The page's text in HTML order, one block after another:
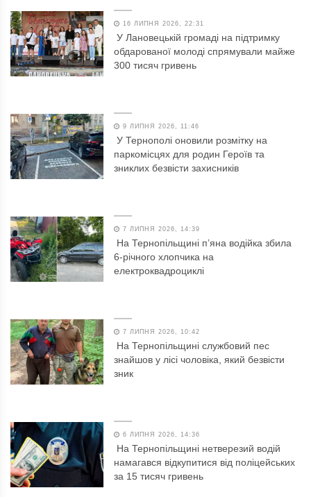
16 ЛИПНЯ 2026, 22:31
У Лановецькій громаді на підтримку
обдарованої молоді спрямували майже
300 тисяч гривень
9 ЛИПНЯ 2026, 11:46
У Тернополі оновили розмітку на
паркомісцях для родин Героїв та
зниклих безвісти захисників
7 ЛИПНЯ 2026, 14:39
На Тернопільщині п’яна водійка збила
6-річного хлопчика на
електроквадроциклі
7 ЛИПНЯ 2026, 10:42
На Тернопільщині службовий пес
знайшов у лісі чоловіка, який безвісти
зник
6 ЛИПНЯ 2026, 14:36
На Тернопільщині нетверезий водій
намагався відкупитися від поліцейських
за 15 тисяч гривень